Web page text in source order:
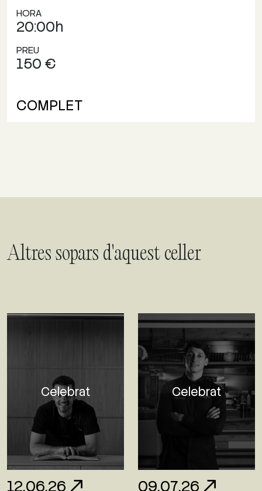
HORA
20:00h
PREU
150 €
COMPLET
Altres sopars d'aquest celler
Celebrat
12.06.26
Celebrat
09.07.26